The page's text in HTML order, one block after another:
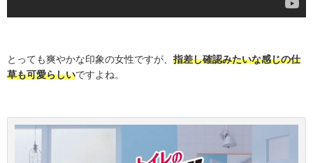
とっても爽やかな印象の女性ですが、 指差し確認みたいな感じの仕
草も可愛らしいですよね。